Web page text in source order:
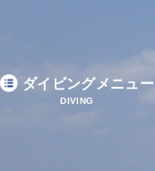
ダイビングメニュー
DIVING